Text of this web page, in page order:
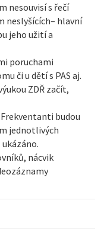
nesouvisí s řečí
neslyšících– hlavní
jeho užití a
poruchami
či u dětí s PAS aj.
ZDŘ začít,
budou
jednotlivých
nácvik